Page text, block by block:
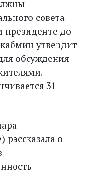
совета
президенте до
утвердит
обсуждения
31
о